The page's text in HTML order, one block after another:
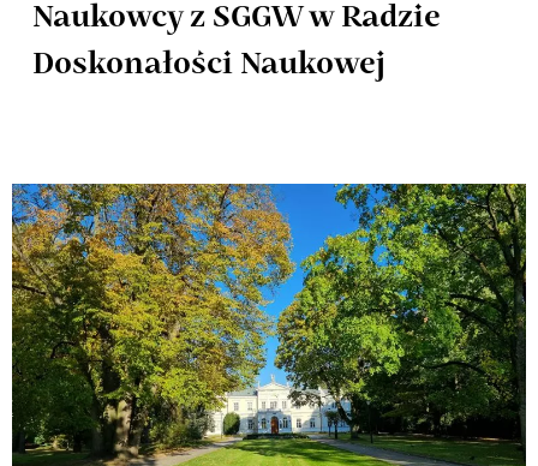
Naukowcy z SGGW w Radzie
Doskonałości Naukowej